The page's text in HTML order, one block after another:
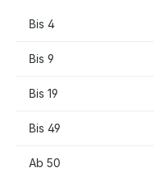
Bis 4
Bis 9
Bis 19
Bis 49
Ab 50